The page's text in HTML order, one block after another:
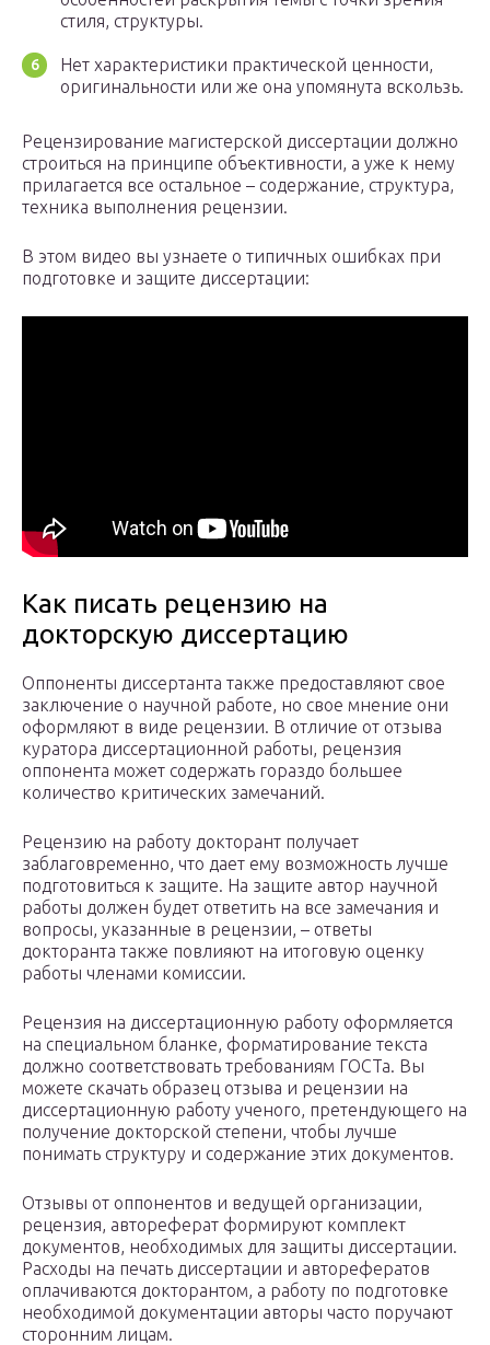
стиля, структуры.
Нет характеристики практической ценности,
оригинальности или же она упомянута вскользь.
Рецензирование магистерской диссертации должно
строиться на принципе объективности, а уже к нему
прилагается все остальное – содержание, структура,
техника выполнения рецензии.
В этом видео вы узнаете о типичных ошибках при
подготовке и защите диссертации:
Как писать рецензию на
докторскую диссертацию
Оппоненты диссертанта также предоставляют свое
заключение о научной работе, но свое мнение они
оформляют в виде рецензии. В отличие от отзыва
куратора диссертационной работы, рецензия
оппонента может содержать гораздо большее
количество критических замечаний.
Рецензию на работу докторант получает
заблаговременно, что дает ему возможность лучше
подготовиться к защите. На защите автор научной
работы должен будет ответить на все замечания и
вопросы, указанные в рецензии, – ответы
докторанта также повлияют на итоговую оценку
работы членами комиссии.
Рецензия на диссертационную работу оформляется
на специальном бланке, форматирование текста
должно соответствовать требованиям ГОСТа. Вы
можете скачать образец отзыва и рецензии на
диссертационную работу ученого, претендующего на
получение докторской степени, чтобы лучше
понимать структуру и содержание этих документов.
Отзывы от оппонентов и ведущей организации,
рецензия, автореферат формируют комплект
документов, необходимых для защиты диссертации.
Расходы на печать диссертации и авторефератов
оплачиваются докторантом, а работу по подготовке
необходимой документации авторы часто поручают
сторонним лицам.